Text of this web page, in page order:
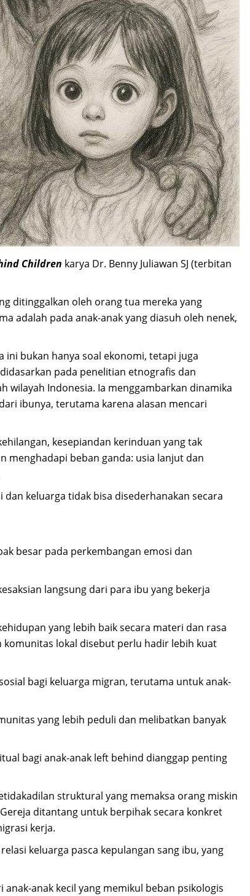
Children karya Dr. Benny Juliawan SJ (terbitan
ditinggalkan oleh orang tua mereka yang
adalah pada anak-anak yang diasuh oleh nenek,
ini bukan hanya soal ekonomi, tetapi juga
pada penelitian etnografis dan
wilayah Indonesia. Ia menggambarkan dinamika
ibunya, terutama karena alasan mencari
kesepiandan kerinduan yang tak
menghadapi beban ganda: usia lanjut dan
keluarga tidak bisa disederhanakan secara
besar pada perkembangan emosi dan
langsung dari para ibu yang bekerja
yang lebih baik secara materi dan rasa
komunitas lokal disebut perlu hadir lebih kuat
bagi keluarga migran, terutama untuk anak-
yang lebih peduli dan melibatkan banyak
bagi anak-anak left behind dianggap penting
struktural yang memaksa orang miskin
ditantang untuk berpihak secara konkret
kerja.
keluarga pasca kepulangan sang ibu, yang
anak kecil yang memikul beban psikologis